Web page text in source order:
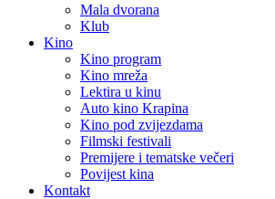
Mala dvorana
Klub
Kino
Kino program
Kino mreža
Lektira u kinu
Auto kino Krapina
Kino pod zvijezdama
Filmski festivali
Premijere i tematske večeri
Povijest kina
Kontakt